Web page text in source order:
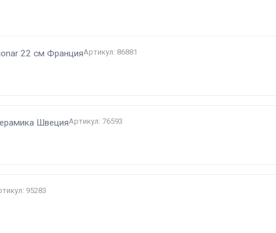
22 см ФранцияАртикул: 86881
ШвецияАртикул: 76593
95283